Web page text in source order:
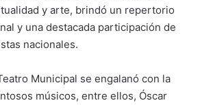
y arte, brindó un repertorio
y una destacada participación de
nacionales.
Municipal se engalanó con la
músicos, entre ellos, Óscar